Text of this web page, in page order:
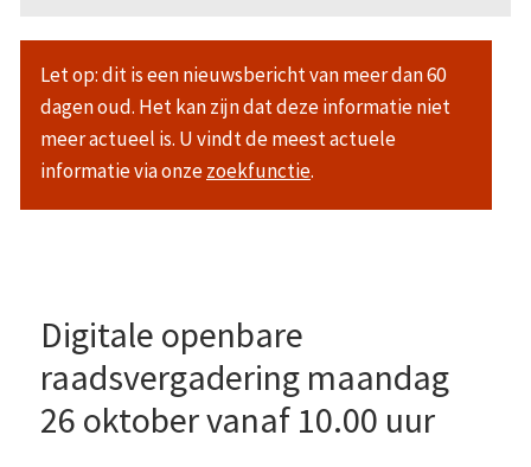
Let op: dit is een nieuwsbericht van meer dan 60
dagen oud. Het kan zijn dat deze informatie niet
meer actueel is. U vindt de meest actuele
informatie via onzezoekfunctie.
Digitale openbare
raadsvergadering maandag
26 oktober vanaf 10.00 uur